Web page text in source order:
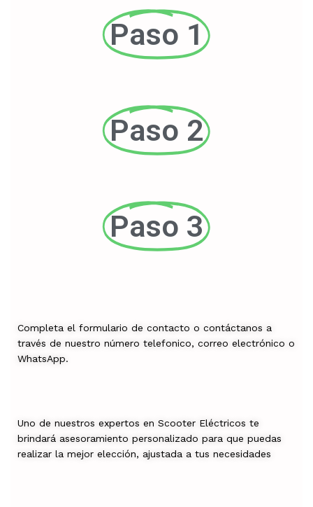
Paso 1
Paso 2
Paso 3
Completa el formulario de contacto o contáctanos a
través de nuestro número telefonico, correo electrónico o
WhatsApp.
Uno de nuestros expertos en Scooter Eléctricos te
brindará asesoramiento personalizado para que puedas
realizar la mejor elección, ajustada a tus necesidades